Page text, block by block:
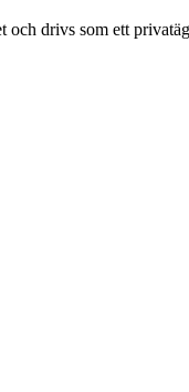
drivs som ett